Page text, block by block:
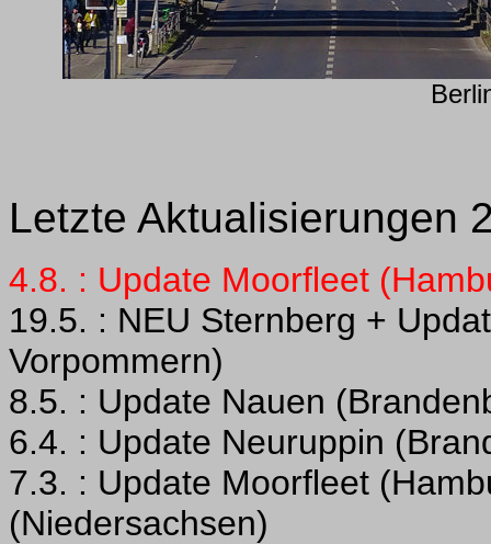
Letzte Aktualisierungen
4.8. : Update Moorfleet
19.5. : NEU Sternberg +
Vorpommern)
8.5. : Update Nauen
6.4. : Update Neuruppin
7.3. : Update Moorfleet
(Niedersachsen)